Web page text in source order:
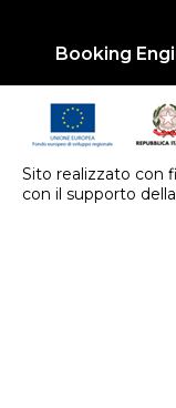
Booking
Sito realizzato con
con il supporto